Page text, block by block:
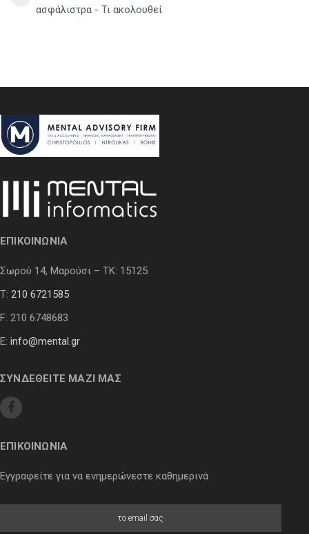
ασφάλιστρα - Τι ακολουθεί
ΕΠΙΚΟΙΝΩΝΙΑ
Σωρού 14, Μαρούσι – ΤΚ: 15125
Τ: 210 6721585
F: 210 6748683
E: info@mental.gr
ΣΥΝΔΕΘΕΙΤΕ ΜΑΖΙ ΜΑΣ
ΕΠΙΚΟΙΝΩΝΙΑ
Εγγραφείτε για να ενημερώνεστε καθημερινά